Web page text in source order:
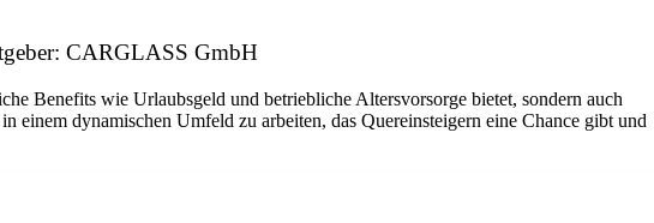
CARGLASS GmbH
Benefits wie Urlaubsgeld und betriebliche Altersvorsorge bietet, sondern auch
dynamischen Umfeld zu arbeiten, das Quereinsteigern eine Chance gibt und